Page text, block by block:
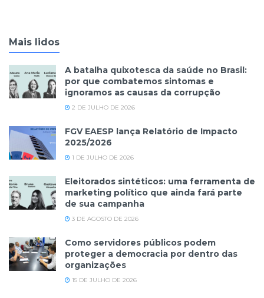
Mais lidos
A batalha quixotesca da saúde no Brasil:
por que combatemos sintomas e
ignoramos as causas da corrupção
2 DE JULHO DE 2026
FGV EAESP lança Relatório de Impacto
2025/2026
1 DE JULHO DE 2026
Eleitorados sintéticos: uma ferramenta de
marketing político que ainda fará parte
de sua campanha
3 DE AGOSTO DE 2026
Como servidores públicos podem
proteger a democracia por dentro das
organizações
15 DE JULHO DE 2026